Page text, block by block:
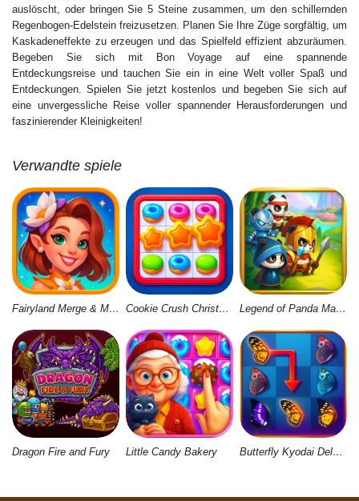
auslöscht, oder bringen Sie 5 Steine zusammen, um den schillernden
Regenbogen-Edelstein freizusetzen. Planen Sie Ihre Züge sorgfältig, um
Kaskadeneffekte zu erzeugen und das Spielfeld effizient abzuräumen.
Begeben Sie sich mit Bon Voyage auf eine spannende
Entdeckungsreise und tauchen Sie ein in eine Welt voller Spaß und
Entdeckungen. Spielen Sie jetzt kostenlos und begeben Sie sich auf
eine unvergessliche Reise voller spannender Herausforderungen und
faszinierender Kleinigkeiten!
Verwandte spiele
Fairyland Merge & Magic Cookie Crush Christmas 2 Legend of Panda Match 3 & Battle
Dragon Fire and Fury Little Candy Bakery Butterfly Kyodai Deluxe 2